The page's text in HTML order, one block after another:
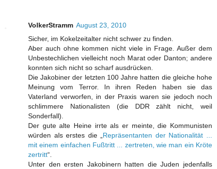
VolkerStramm August 23, 2010
Sicher, im Kokelzeitalter nicht schwer zu finden.
Aber auch ohne kommen nicht viele in Frage. Außer dem
Unbestechlichen vielleicht noch Marat oder Danton; andere
konnten sich nicht so scharf ausdrücken.
Die Jakobiner der letzten 100 Jahre hatten die gleiche hohe
Meinung vom Terror. In ihren Reden haben sie das
Vaterland verworfen, in der Praxis waren sie jedoch noch
schlimmere Nationalisten (die DDR zählt nicht, weil
Sonderfall).
Der gute alte Heine irrte als er meinte, die Kommunisten
würden als erstes die „ Repräsentanten der Nationalität ...
mit einem einfachen Fußtritt ... zertreten, wie man ein Kröte
zertritt“.
Unter den ersten Jakobinern hatten die Juden jedenfalls